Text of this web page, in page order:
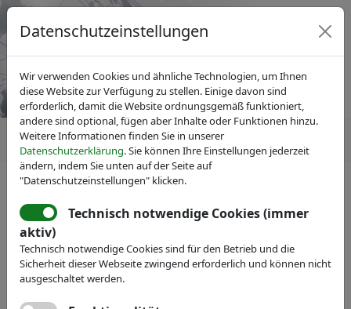
IVAM Fachverband für Mikrotechnik
IVAM Research
Datenschutzeinstellungen
Wir verwenden Cookies und ähnliche Technologien, um Ihnen
diese Website zur Verfügung zu stellen. Einige davon sind
erforderlich, damit die Website ordnungsgemäß funktioniert,
andere sind optional, fügen aber Inhalte oder Funktionen hinzu.
Weitere Informationen finden Sie in unserer
Datenschutzerklärung. Sie können Ihre Einstellungen jederzeit
ändern, indem Sie unten auf der Seite auf
"Datenschutzeinstellungen" klicken.
Technisch notwendige Cookies (immer
aktiv)
Technisch notwendige Cookies sind für den Betrieb und die
Sicherheit dieser Webseite zwingend erforderlich und können nicht
ausgeschaltet werden.